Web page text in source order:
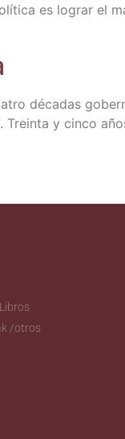
es lograr el
déca­das
Trein­ta y cin­co
/otros